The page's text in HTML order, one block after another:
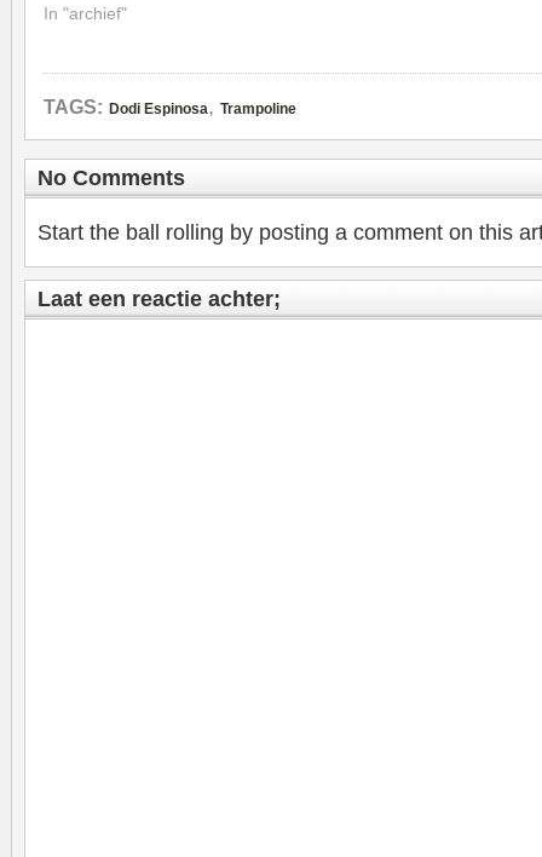
In "archief"
TAGS: Dodi Espinosa, Trampoline
No Comments
Start the ball rolling by posting a comment on this
Laat een reactie achter;